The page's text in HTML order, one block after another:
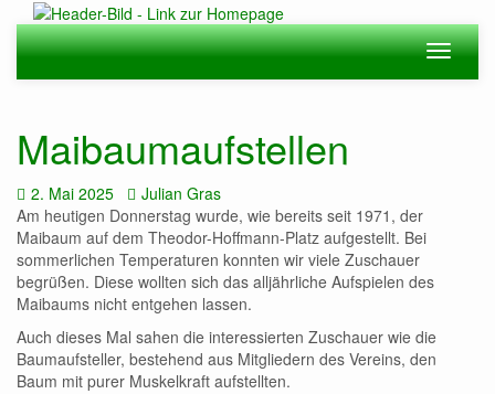
Zum
Hauptinhalt
springen
Navigation
ein-/
Maibaumaufstellen
Datum:
2. Mai 2025 Autor:
Julian Gras
Am heutigen Donnerstag wurde, wie bereits seit 1971, der
Maibaum auf dem Theodor-Hoffmann-Platz aufgestellt. Bei
sommerlichen Temperaturen konnten wir viele Zuschauer
begrüßen. Diese wollten sich das alljährliche Aufspielen des
Maibaums nicht entgehen lassen.
Auch dieses Mal sahen die interessierten Zuschauer wie die
Baumaufsteller, bestehend aus Mitgliedern des Vereins, den
Baum mit purer Muskelkraft aufstellten.